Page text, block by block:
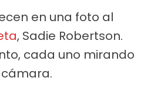
en una foto al
, Sadie Robertson.
cada uno mirando